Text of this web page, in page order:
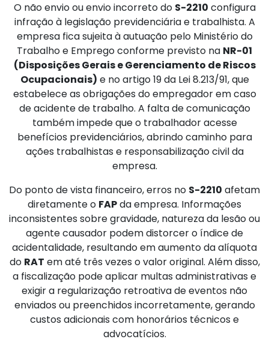
O não envio ou envio incorreto do S-2210 configura
infração à legislação previdenciária e trabalhista. A
empresa fica sujeita à autuação pelo Ministério do
Trabalho e Emprego conforme previsto na NR-01
(Disposições Gerais e Gerenciamento de Riscos
Ocupacionais) e no artigo 19 da Lei 8.213/91, que
estabelece as obrigações do empregador em caso
de acidente de trabalho. A falta de comunicação
também impede que o trabalhador acesse
benefícios previdenciários, abrindo caminho para
ações trabalhistas e responsabilização civil da
empresa.
Do ponto de vista financeiro, erros no S-2210 afetam
diretamente o FAPda empresa. Informações
inconsistentes sobre gravidade, natureza da lesão ou
agente causador podem distorcer o índice de
acidentalidade, resultando em aumento da alíquota
do RAT em até três vezes o valor original. Além disso,
a fiscalização pode aplicar multas administrativas e
exigir a regularização retroativa de eventos não
enviados ou preenchidos incorretamente, gerando
custos adicionais com honorários técnicos e
advocatícios.